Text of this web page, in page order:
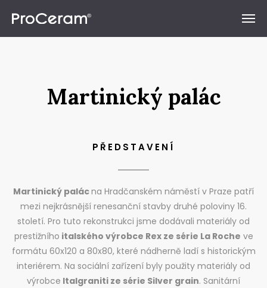
Martinický palác
PŘEDSTAVENÍ
Martinický palácna Hradčanském náměstí v Praze patří
mezi nejkrásnější renesanční stavby druhé poloviny 16.
století. Pro tuto rekonstrukci jsme dodávali materiály od
prestižního italského výrobce Rex ze série La Roche ve
formátu 60x120 a 80x80, které nádherně ladí s historickým
interiérem. Na sociální zařízení byly použity materiály od
výrobce Italgraniti ze série Silver grain. Sanitární